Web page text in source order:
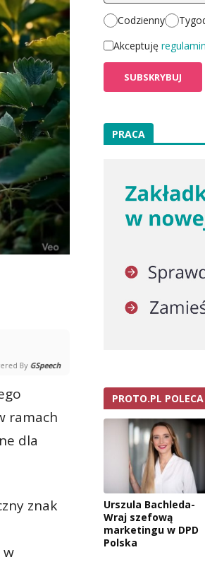
By GSpeech
ramach
dla
znak
w
Codzienny
Akceptuję regulamin
PRACA
PROTO.PL POLECA
Urszula Bachleda-
Wraj szefową
marketingu w DPD
Polska